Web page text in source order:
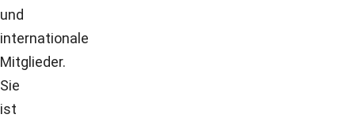
und
internationale
Mitglieder.
Sie
ist